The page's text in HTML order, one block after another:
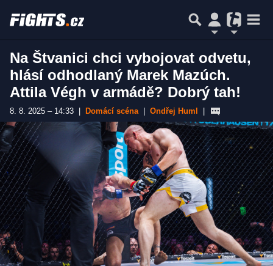
Na Štvanici chci vybojovat odvetu,
hlásí odhodlaný Marek Mazúch.
Attila Végh v armádě? Dobrý tah!
8. 8. 2025 – 14:33 Domácí scéna Ondřej Huml